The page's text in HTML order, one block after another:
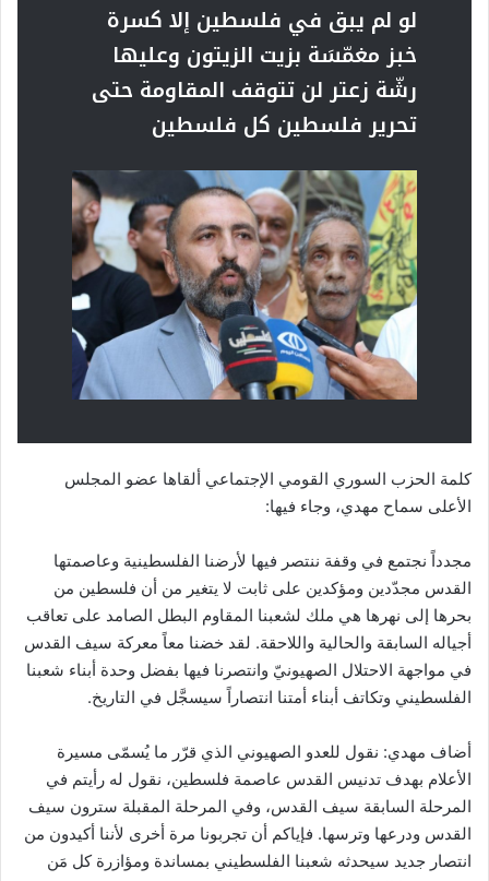
لو لم يبق في فلسطين إلا كسرة
خبز مغمّسَة بزيت الزيتون وعليها
رشّة زعتر لن تتوقف المقاومة حتى
تحرير فلسطين كل فلسطين
كلمة الحزب السوري القومي الإجتماعي ألقاها عضو المجلس
الأعلى سماح مهدي، وجاء فيها:
مجدداً نجتمع في وقفة ننتصر فيها لأرضنا الفلسطينية وعاصمتها
القدس مجدّدين ومؤكدين على ثابت لا يتغير من أن فلسطين من
بحرها إلى نهرها هي ملك لشعبنا المقاوم البطل الصامد على تعاقب
أجياله السابقة والحالية واللاحقة. لقد خضنا معاً معركة سيف القدس
في مواجهة الاحتلال الصهيونيّ وانتصرنا فيها بفضل وحدة أبناء شعبنا
الفلسطيني وتكاتف أبناء أمتنا انتصاراً سيسجَّل في التاريخ.
أضاف مهدي: نقول للعدو الصهيوني الذي قرّر ما يُسمّى مسيرة
الأعلام بهدف تدنيس القدس عاصمة فلسطين، نقول له رأيتم في
المرحلة السابقة سيف القدس، وفي المرحلة المقبلة سترون سيف
القدس ودرعها وترسها. فإياكم أن تجربونا مرة أخرى لأننا أكيدون من
انتصار جديد سيحدثه شعبنا الفلسطيني بمساندة ومؤازرة كل مَن